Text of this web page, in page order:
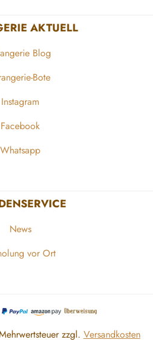
AKTUELL
Blog
Bote
Instagram
Facebook
Whatsapp
News
vor Ort
zzgl. Versandkosten